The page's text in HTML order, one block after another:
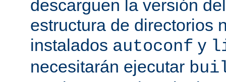
descarguen la versión
estructura de directorios
instalados autoconf y
necesitarán ejecutar